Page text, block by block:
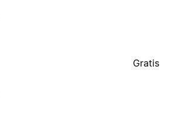
Gratis